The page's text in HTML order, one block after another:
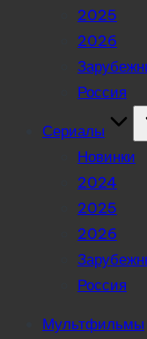
2025
2026
Россия
Сериалы
Новинки
2024
2025
2026
Россия
Мультфильмы